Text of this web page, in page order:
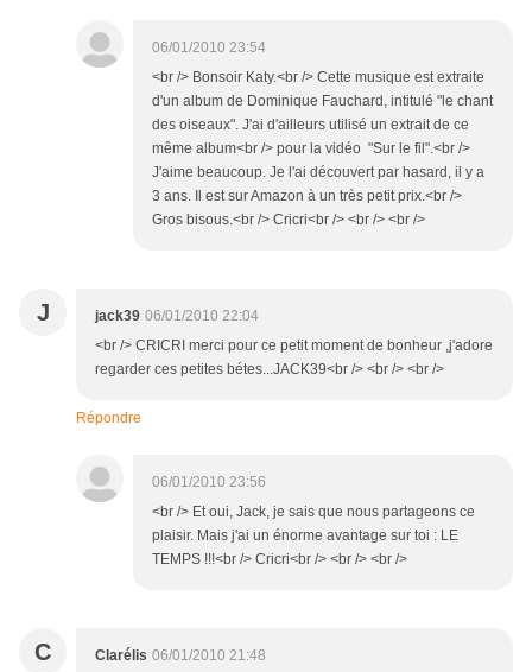
06/01/2010 23:54
<br /> Bonsoir Katy.<br /> Cette musique est extraite
d'un album de Dominique Fauchard, intitulé "le chant
des oiseaux". J'ai d'ailleurs utilisé un extrait de ce
même album<br /> pour la vidéo "Sur le fil".<br />
J'aime beaucoup. Je l'ai découvert par hasard, il y a
3 ans. Il est sur Amazon à un très petit prix.<br />
Gros bisous.<br /> Cricri<br /> <br /> <br />
J jack39 06/01/2010 22:04
<br /> CRICRI merci pour ce petit moment de bonheur ,j'adore
regarder ces petites bétes...JACK39<br /> <br /> <br />
Répondre
06/01/2010 23:56
<br /> Et oui, Jack, je sais que nous partageons ce
plaisir. Mais j'ai un énorme avantage sur toi : LE
TEMPS !!!<br /> Cricri<br /> <br /> <br />
C Clarélis 06/01/2010 21:48